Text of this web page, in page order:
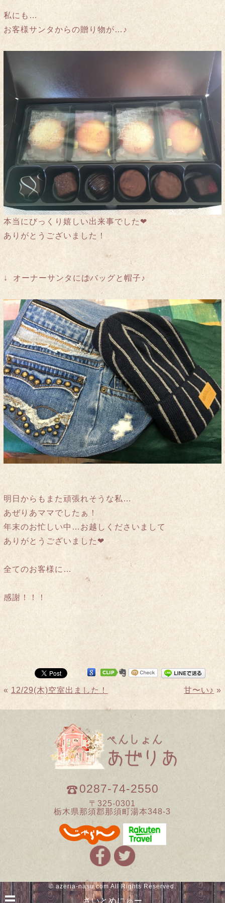
さいとめにゅー
私にも…
お客様サンタからの贈り物が…♪
本当にびっくり嬉しい出来事でした❤︎
ありがとうございました！
↓ オーナーサンタにはバッグと帽子♪
明日からもまた頑張れそうな私…
あぜりあママでしたぁ！
年末のお忙しい中…お越しくださいまして
ありがとうございました❤︎
全てのお客様に…
感謝！！！
« 12/29(木)空室出ました！ 甘〜い♪ »
0287-74-2550
〒325-0301
栃木県那須郡那須町湯本348-3
© azeria-nasu.comAll Rights Reserved.